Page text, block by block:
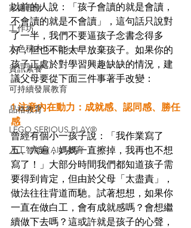
家庭理財
工作坊
六色積木 Six Bricks
資訊素養
可持續發展教育
品格教育
LEGO SERIOUS PLAY®
人工智能（AI）教育
以前的人說：「孩子會讀的就是會讀，
不會讀的就是不會讀」，這句話只說對
了一半，我們不要逼孩子念書念得多
好，但也不能太早放棄孩子。如果你的
孩子正處於對學習興趣缺缺的情況，建
議父母要從下面三件事著手改變：
1.注意內在動力：成就感、認同感、勝任
感
曾經有個小一孩子說：「我作業寫了
五、六遍，媽媽一直擦掉，我再也不想
寫了！」大部分時間我們都知道孩子需
要得到肯定，但由於父母「太盡責」，
做法往往背道而馳。試著想想，如果你
一直在做白工，會有成就感嗎？會想繼
續做下去嗎？這或許就是孩子的心聲，